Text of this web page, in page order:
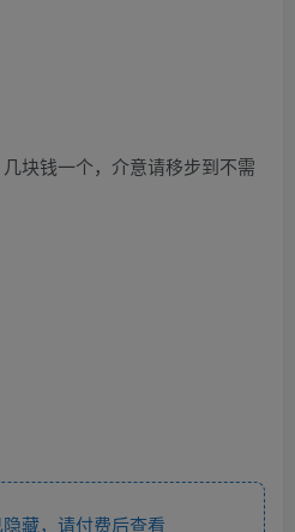
块钱一个，介意请移步到不需
藏，请付费后查看